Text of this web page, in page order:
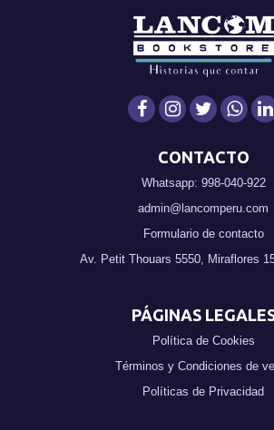
CONTACTO
Whatsapp: 998-040-922
admin@lancomperu.com
Formulario de contacto
Av. Petit Thouars 5550, Miraflores
PÁGINAS
Política de Cookies
Términos y Condiciones de
Políticas de Privacidad